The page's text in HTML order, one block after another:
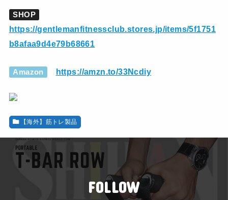
SHOP
https://gentlemanfitnessclub.stores.jp/items/5f1751
b8afaa9d4e79b68661
Amazon https://amzn.to/33Ncdiy
【海外】筋トレ製品
FOLLOW